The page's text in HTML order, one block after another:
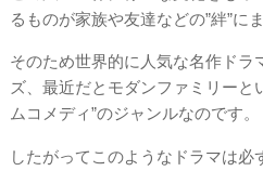
るものが家族や友達などの”絆”に
そのため世界的に人気な名作ドラ
ズ、最近だとモダンファミリーと
ムコメディ”のジャンルなのです。
したがってこのようなドラマは